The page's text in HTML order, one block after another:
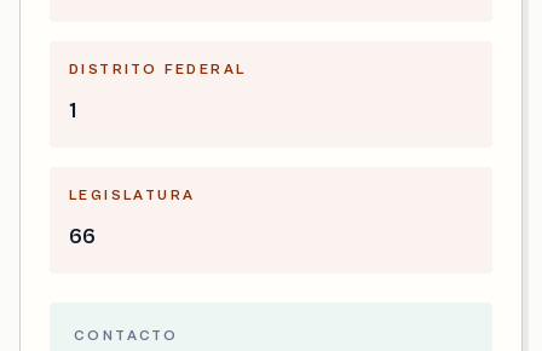
DISTRITO FEDERAL
1
LEGISLATURA
66
CONTACTO